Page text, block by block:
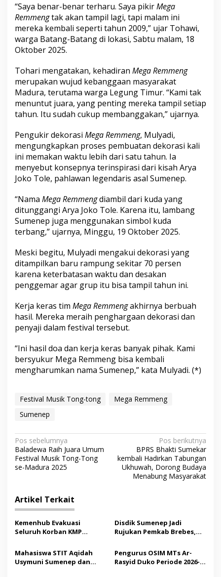
i
k
T
o
n
T
o
n
g
s
e
a
d
u
r
a
2
5
“Saya benar-benar terharu. Saya pikirMega
Remmengtak akan tampil lagi, tapi malam ini
mereka kembali seperti tahun 2009,” ujar Tohawi,
warga Batang-Batang di lokasi, Sabtu malam, 18
Oktober 2025.
Tohari mengatakan, kehadiran Mega Remmeng
merupakan wujud kebanggaan masyarakat
Madura, terutama warga Legung Timur. “Kami tak
menuntut juara, yang penting mereka tampil setiap
tahun. Itu sudah cukup membanggakan,” ujarnya.
Pengukir dekorasi Mega Remmeng, Mulyadi,
mengungkapkan proses pembuatan dekorasi kali
ini memakan waktu lebih dari satu tahun. Ia
menyebut konsepnya terinspirasi dari kisah Arya
Joko Tole, pahlawan legendaris asal Sumenep.
“Nama Mega Remmengdiambil dari kuda yang
ditunggangi Arya Joko Tole. Karena itu, lambang
Sumenep juga menggunakan simbol kuda
terbang,” ujarnya, Minggu, 19 Oktober 2025.
Meski begitu, Mulyadi mengakui dekorasi yang
ditampilkan baru rampung sekitar 70 persen
karena keterbatasan waktu dan desakan
penggemar agar grup itu bisa tampil tahun ini.
Kerja keras tim Mega Remmengakhirnya berbuah
hasil. Mereka meraih penghargaan dekorasi dan
penyaji dalam festival tersebut.
“Ini hasil doa dan kerja keras banyak pihak. Kami
bersyukur Mega Remmeng bisa kembali
mengharumkan nama Sumenep,” kata Mulyadi. (*)
Festival Musik Tong-tong
Mega Remmeng
Sumenep
N
a
v
g
a
s
i
p
o
Pos sebelumnya
Baladewa Raih Juara Umum
Festival Musik Tong-Tong
se-Madura 2025
Pos berikutnya
BPRS Bhakti Sumekar
kembali Hadirkan Tabungan
Ukhuwah, Dorong Budaya
Menabung Masyarakat
Artikel Terkait
Kemenhub Evakuasi
Seluruh Korban KMP
Operator Diaudit
Disdik Sumenep Jadi
Rujukan Pemkab Brebes,
Pendidikan Berbasis
Budaya
Mahasiswa STIT Aqidah
Usymuni Sumenep dan
Pengurus OSIM MTs Ar-
Rasyid Duko Periode 2026-